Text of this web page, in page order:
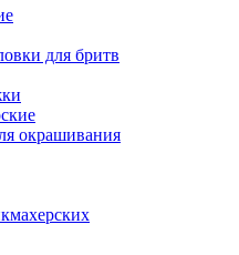
для бритв
окрашивания